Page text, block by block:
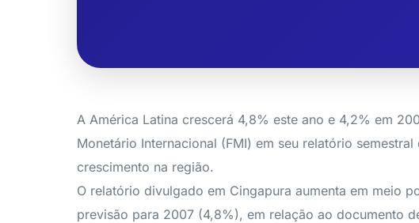
A América Latina crescerá 4,8% este ano e 4,2% em
Monetário Internacional (FMI) em seu relatório
crescimento na região.
O relatório divulgado em Cingapura aumenta em meio
previsão para 2007 (4,8%), em relação ao documento